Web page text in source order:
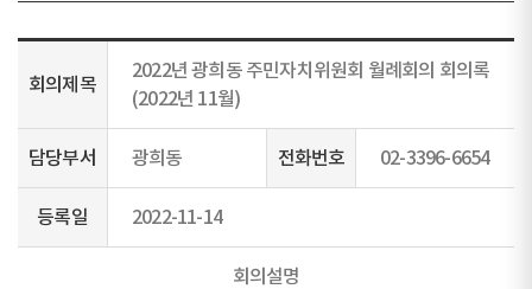
회의제목
2022년 광희동 주민자치위원회 월례회의 회의록
(2022년 11월)
담당부서 광희동 전화번호 02-3396-6654
등록일 2022-11-14
회의설명